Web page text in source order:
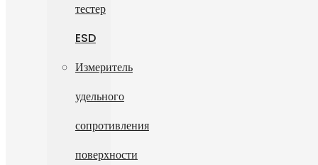
тестер
ESD
Измеритель
удельного
сопротивления
поверхности